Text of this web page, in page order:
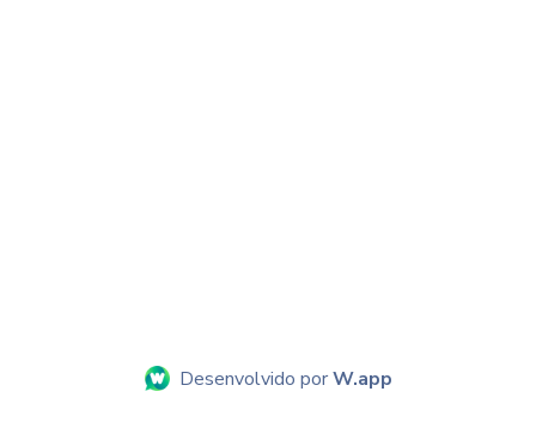
Desenvolvido porW.app